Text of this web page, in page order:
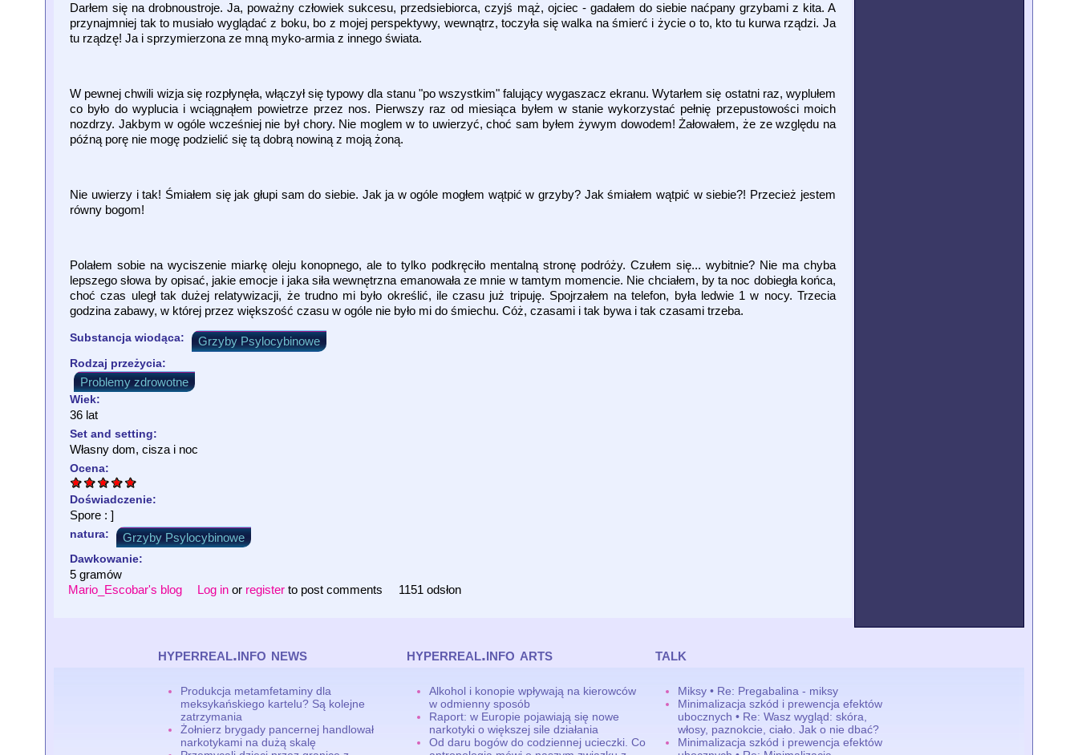
Darłem się na drobnoustroje. Ja, poważny człowiek sukcesu, przedsiebiorca, czyjś mąż, ojciec - gadałem do siebie naćpany grzybami z kita. A
przynajmniej tak to musiało wyglądać z boku, bo z mojej perspektywy, wewnątrz, toczyła się walka na śmierć i życie o to, kto tu kurwa rządzi. Ja
tu rządzę! Ja i sprzymierzona ze mną myko-armia z innego świata.
W pewnej chwili wizja się rozpłynęła, włączył się typowy dla stanu "po wszystkim" falujący wygaszacz ekranu. Wytarłem się ostatni raz, wyplułem
co było do wyplucia i wciągnąłem powietrze przez nos. Pierwszy raz od miesiąca byłem w stanie wykorzystać pełnię przepustowości moich
nozdrzy. Jakbym w ogóle wcześniej nie był chory. Nie moglem w to uwierzyć, choć sam byłem żywym dowodem! Żałowałem, że ze względu na
późną porę nie mogę podzielić się tą dobrą nowiną z moją żoną.
Nie uwierzy i tak! Śmiałem się jak głupi sam do siebie. Jak ja w ogóle mogłem wątpić w grzyby? Jak śmiałem wątpić w siebie?! Przecież jestem
równy bogom!
Polałem sobie na wyciszenie miarkę oleju konopnego, ale to tylko podkręciło mentalną stronę podróży. Czułem się... wybitnie? Nie ma chyba
lepszego słowa by opisać, jakie emocje i jaka siła wewnętrzna emanowała ze mnie w tamtym momencie. Nie chciałem, by ta noc dobiegła końca,
choć czas uległ tak dużej relatywizacji, że trudno mi było określić, ile czasu już tripuję. Spojrzałem na telefon, była ledwie 1 w nocy. Trzecia
godzina zabawy, w której przez większość czasu w ogóle nie było mi do śmiechu. Cóż, czasami i tak bywa i tak czasami trzeba.
Substancja wiodąca: Grzyby Psylocybinowe
Rodzaj przeżycia:
Problemy zdrowotne
Wiek:
36 lat
Set and setting:
Własny dom, cisza i noc
Ocena:
Doświadczenie:
Spore : ]
natura: Grzyby Psylocybinowe
Dawkowanie:
5 gramów
Mario_Escobar's blog
Log in or register to post comments 1151 odsłon
hyperreal.info news
Produkcja metamfetaminy dla
meksykańskiego kartelu? Są kolejne
zatrzymania
Żołnierz brygady pancernej handlował
narkotykami na dużą skalę
hyperreal.info arts
Alkohol i konopie wpływają na kierowców
w odmienny sposób
Raport: w Europie pojawiają się nowe
narkotyki o większej sile działania
Od daru bogów do codziennej ucieczki. Co
talk
Miksy • Re: Pregabalina - miksy
Minimalizacja szkód i prewencja efektów
ubocznych • Re: Wasz wygląd: skóra,
włosy, paznokcie, ciało. Jak o nie dbać?
Minimalizacja szkód i prewencja efektów